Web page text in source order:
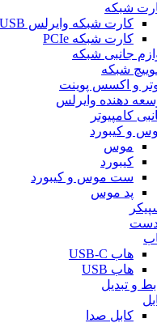
شبکه
کارت شبکه وایرلس USB
کارت شبکه PCIe
جانبی شبکه
شبکه
و اکسس پوینت
دهنده وایرلس
کامپیوتر
و کیبورد
موس
کیبورد
ست موس و کیبورد
پد موس
هاب USB-C
هاب USB
و تبدیل
کابل صدا